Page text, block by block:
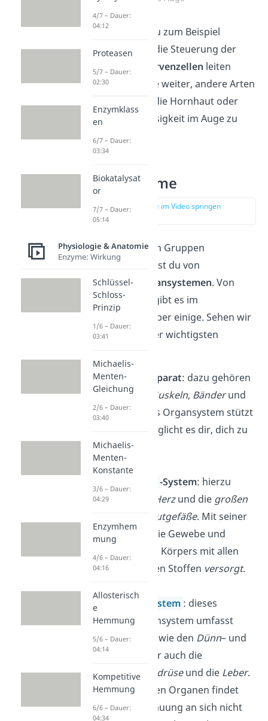
Im Auge
kannst du zum Beispiel
Muskelzellen
für die Steuerung der
Pupille finden.
Nervenzellen leiten
empfangene Reize weiter, andere Arten
von Zellen bilden die Hornhaut oder
sind dazu da, Flüssigkeit im Auge zu
produzieren.
Organsysteme
zur Stelle im Video springen
Arbeiten Organe in Gruppen
zusammen, sprichst du von
sogenannten
Organsystemen. Von
diesen Systemen gibt es im
menschlichen Körper einige. Sehen wir
uns einmal
der wichtigsten
Bewegungsapparat: dazu gehören
dasSkelett Muskeln, Bänderund
Sehnen. Dieses Organsystem stützt
dich und ermöglicht es dir, dich zu
bewegen
-System: hierzu
zählst du das
Herzund die großen
Blutgefäße. Mit seiner
Hilfe werden die Gewebe und
Organe deines Körpers mit allen
lebenswichtigen Stoffen versorgt.
Verdauungssystem : dieses
wichtige Organsystem umfasst
einige Organe wie den Dünn– und
Dickdarm
, aber auch die
Bauchspeicheldrüseund die Leber.
In diesen beiden Organen findet
zwar die Verdauung an sich nicht
4/7 – Dauer:
04:12
Proteasen
5/7 – Dauer:
02:30
Enzymklass
en
6/7 – Dauer:
03:34
Biokatalysat
or
7/7 – Dauer:
05:14
Physiologie & Anatomie
Enzyme: Wirkung
Schlüssel-
Schloss-
Prinzip
1/6 – Dauer:
03:41
Michaelis-
Menten-
Gleichung
2/6 – Dauer:
03:40
Michaelis-
Menten-
Konstante
3/6 – Dauer:
04:29
Enzymhem
mung
4/6 – Dauer:
04:16
Allosterisch
e
Hemmung
5/6 – Dauer:
04:14
Kompetitive
Hemmung
6/6 – Dauer:
04:34